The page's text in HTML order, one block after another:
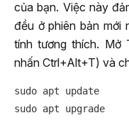
của bạn. Việc này
đều ở phiên bản mới
tính tương thích. Mở
nhấn Ctrl+Alt+T) và
sudo apt update